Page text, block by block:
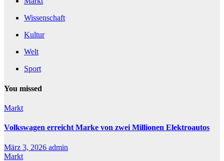
Wissenschaft
Kultur
Welt
Sport
You missed
Markt
Volkswagen erreicht Marke von zwei Millionen Elektroautos
März 3, 2026 admin
Markt